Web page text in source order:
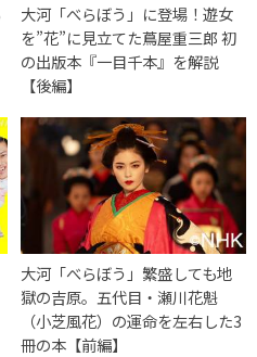
大河「べらぼう」に登場！遊女
を”花”に見立てた蔦屋重三郎 初
の出版本『一目千本』を解説
【後編】
大河「べらぼう」繁盛しても地
獄の吉原。五代目・瀬川花魁
（小芝風花）の運命を左右した3
冊の本【前編】